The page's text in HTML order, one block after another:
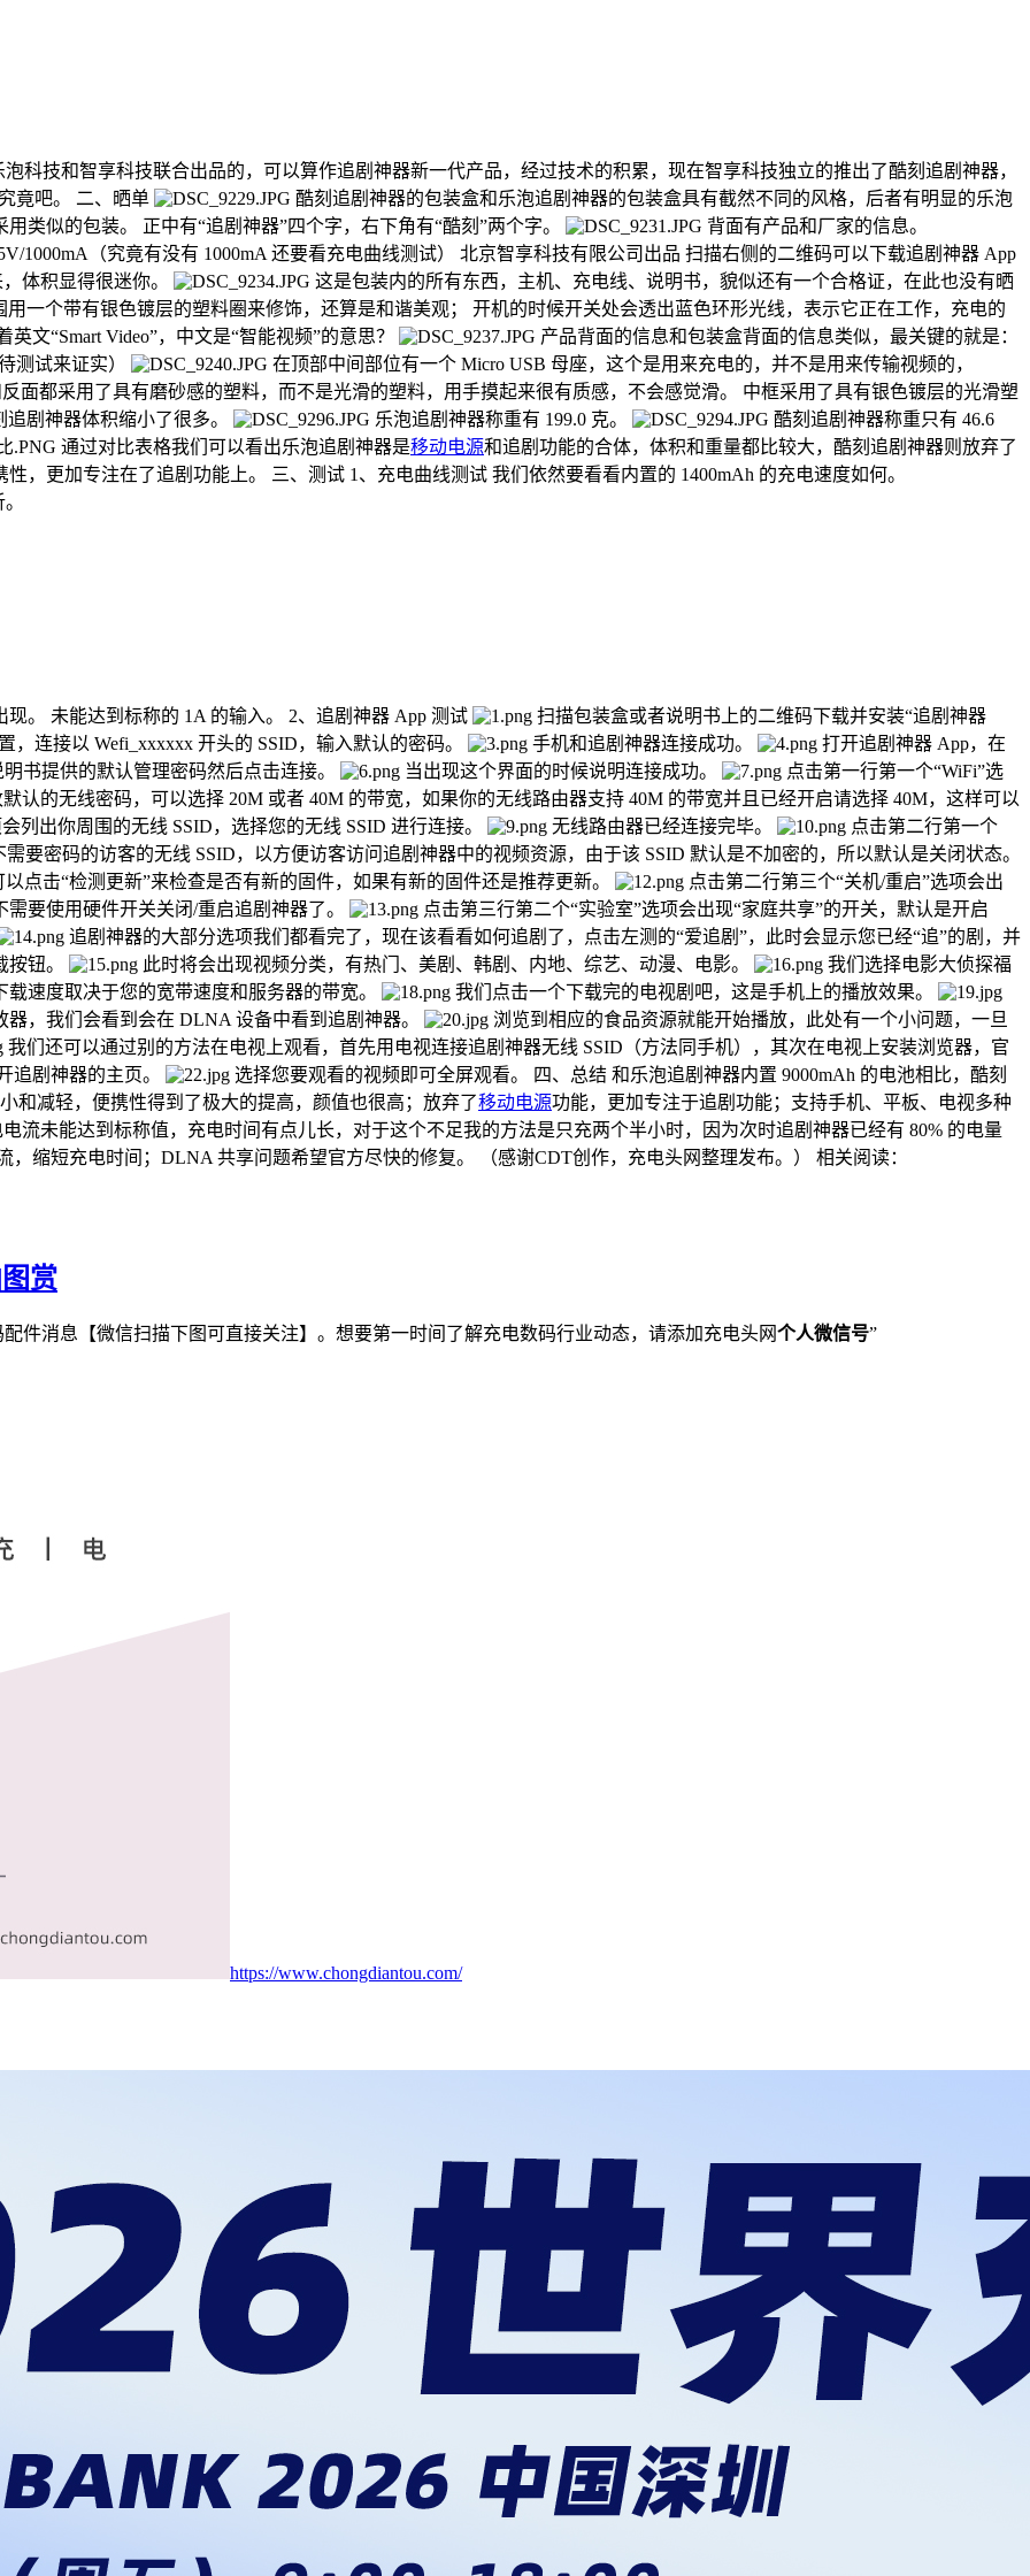
科技和智享科技联合出品的，可以算作追剧神器新一代产品，经过技术的积累，现在智享科技独立的推出了酷刻追剧神器，
竟吧。 二、晒单
酷刻追剧神器的包装盒和乐泡追剧神器的包装盒具有截然不同的风格，后者有明显的乐泡
类似的包装。 正中有“追剧神器”四个字，右下角有“酷刻”两个字。
背面有产品和厂家的信息。
1000mA（究竟有没有 1000mA 还要看充电曲线测试） 北京智享科技有限公司出品 扫描右侧的二维码可以下载追剧神器 App
体积显得很迷你。
这是包装内的所有东西，主机、充电线、说明书，貌似还有一个合格证，在此也没有晒
一个带有银色镀层的塑料圈来修饰，还算是和谐美观； 开机的时候开关处会透出蓝色环形光线，表示它正在工作，充电的
文“Smart Video”，中文是“智能视频”的意思？
产品背面的信息和包装盒背面的信息类似，最关键的就是：
测试来证实）
在顶部中间部位有一个 Micro USB 母座，这个是用来充电的，并不是用来传输视频的，
面都采用了具有磨砂感的塑料，而不是光滑的塑料，用手摸起来很有质感，不会感觉滑。 中框采用了具有银色镀层的光滑塑
剧神器体积缩小了很多。
乐泡追剧神器称重有 199.0 克。
酷刻追剧神器称重只有 46.6
通过对比表格我们可以看出乐泡追剧神器是移动电源和追剧功能的合体，体积和重量都比较大，酷刻追剧神器则放弃了
，更加专注在了追剧功能上。 三、测试 1、充电曲线测试 我们依然要看看内置的 1400mAh 的充电速度如何。
。 未能达到标称的 1A 的输入。 2、追剧神器 App 测试
扫描包装盒或者说明书上的二维码下载并安装“追剧神器
连接以 Wefi_xxxxxx 开头的 SSID，输入默认的密码。
手机和追剧神器连接成功。
打开追剧神器 App，在
书提供的默认管理密码然后点击连接。
当出现这个界面的时候说明连接成功。
点击第一行第一个“WiFi”选
认的无线密码，可以选择 20M 或者 40M 的带宽，如果你的无线路由器支持 40M 的带宽并且已经开启请选择 40M，这样可以
列出你周围的无线 SSID，选择您的无线 SSID 进行连接。
无线路由器已经连接完毕。
点击第二行第一个
要密码的访客的无线 SSID，以方便访客访问追剧神器中的视频资源，由于该 SSID 默认是不加密的，所以默认是关闭状态。
点击“检测更新”来检查是否有新的固件，如果有新的固件还是推荐更新。
点击第二行第三个“关机/重启”选项会出
要使用硬件开关关闭/重启追剧神器了。
点击第三行第二个“实验室”选项会出现“家庭共享”的开关，默认是开启
追剧神器的大部分选项我们都看完了，现在该看看如何追剧了，点击左测的“爱追剧”，此时会显示您已经“追”的剧，并
按钮。
此时将会出现视频分类，有热门、美剧、韩剧、内地、综艺、动漫、电影。
我们选择电影大侦探福
速度取决于您的宽带速度和服务器的带宽。
我们点击一个下载完的电视剧吧，这是手机上的播放效果。
，我们会看到会在 DLNA 设备中看到追剧神器。
浏览到相应的食品资源就能开始播放，此处有一个小问题，一旦
我们还可以通过别的方法在电视上观看，首先用电视连接追剧神器无线 SSID（方法同手机），其次在电视上安装浏览器，官
追剧神器的主页。
选择您要观看的视频即可全屏观看。 四、总结 和乐泡追剧神器内置 9000mAh 的电池相比，酷刻
和减轻，便携性得到了极大的提高，颜值也很高；放弃了移动电源功能，更加专注于追剧功能；支持手机、平板、电视多种
流未能达到标称值，充电时间有点儿长，对于这个不足我的方法是只充两个半小时，因为次时追剧神器已经有 80% 的电量
缩短充电时间；DLNA 共享问题希望官方尽快的修复。 （感谢CDT创作，充电头网整理发布。） 相关阅读：
赏
配件消息【微信扫描下图可直接关注】。想要第一时间了解充电数码行业动态，请添加充电头网个人微信号”
https://www.chongdiantou.com/